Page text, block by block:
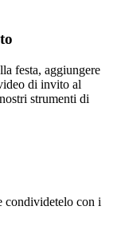
festa, aggiungere
di invito al
strumenti di
condividetelo con i